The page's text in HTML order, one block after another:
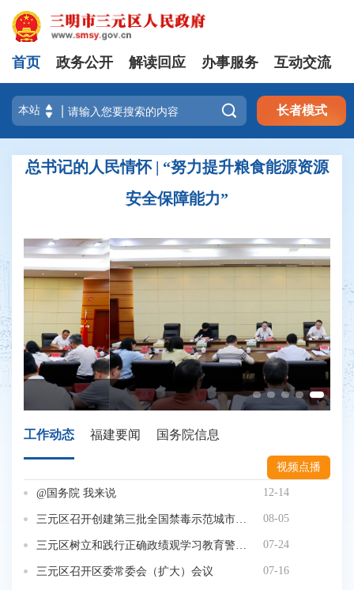
首页 政务公开 解读回应 办事服务 互动交流
 长者模式
总书记的人民情怀 | “努力提升粮食能源资源
安全保障能力”
工作动态 福建要闻 国务院信息
视频点播
@国务院 我来说 12-14
08-05
07-24
三元区召开区委常委会（扩大）会议 07-16